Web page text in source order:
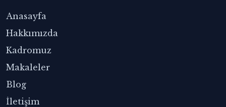
Anasayfa
Hakkımızda
Kadromuz
Makaleler
Blog
İletişim